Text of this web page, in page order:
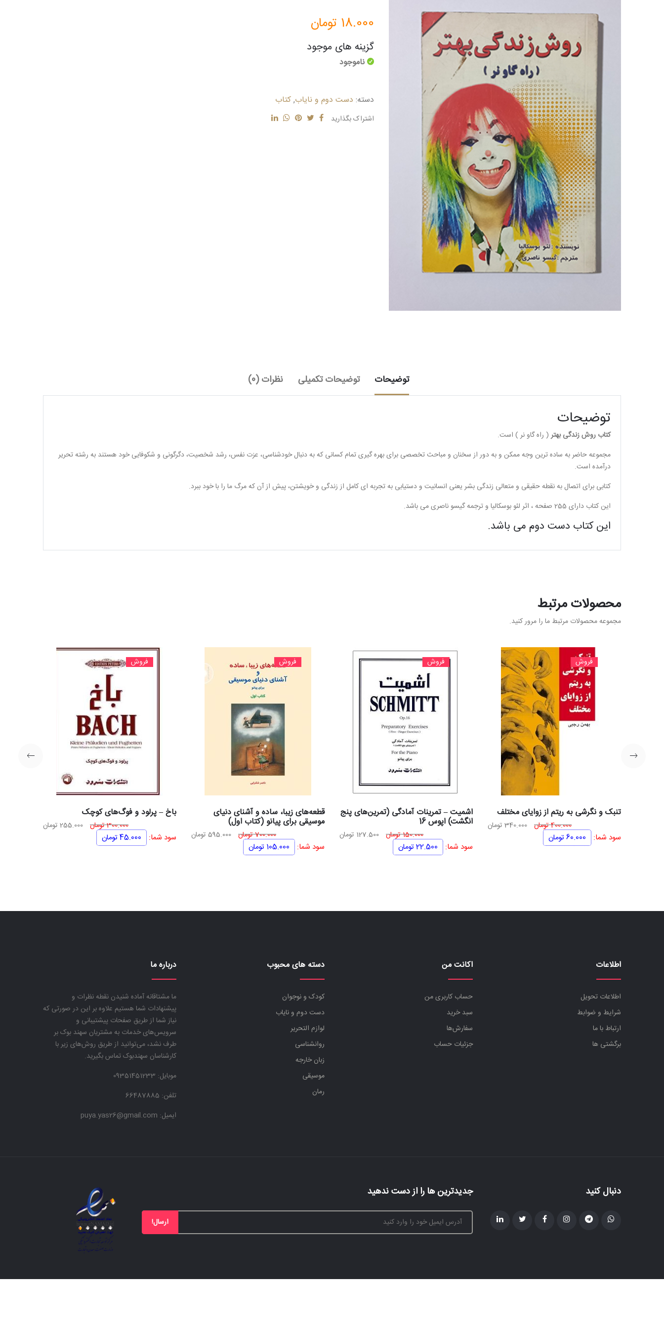
18.000 تومان
گزینه های موجود
ناموجود
دسته: دست دوم و نایاب,کتاب
اشتراک بگذارید
توضیحات توضیحات تکمیلی نظرات (0)
توضیحات
کتاب روش زندگی بهتر( راه گاو نر ) است.
مجموعه حاضر به ساده ترین وجه ممکن و به دور از سخنان و مباحث تخصصی برای بهره گیری تمام کسانی که به دنبال خودشناسی، عزت نفس، رشد شخصیت، دگرگونی و شکوفایی خود هستند به رشته تحریر
درآمده است.
کتابی برای اتصال به نقطه حقیقی و متعالی زندگی بشر یعنی انسانیت و دستیابی به تجربه ای کامل از زندگی و خویشتن، پیش از آن که مرگ ما را با خود ببرد.
این کتاب دارای 255 صفحه ، اثر لئو بوسکالیا و ترجمه گیسو ناصری می باشد.
این کتاب دست دوم می باشد.
محصولات مرتبط
مجموعه محصولات مرتبط ما را مرور کنید.
فروش
تنبک و نگرشی به ریتم از زوایای مختلف
400.000تومان قیمت
340.000 تومان قیمت
340.000 تومان
سود شما: 60.000تومان
فروش
اشمیت – تمرینات آمادگی (تمرین‌های پنج
انگشت) اپوس 16
150.000تومان قیمت
127.500 تومان
سود شما: 22.500تومان
فروش
قطعه‌های زیبا، ساده و آشنای دنیای
موسیقی برای پیانو (کتاب اول)
700.000تومان قیمت
595.000 تومان
سود شما: 105.000 تومان
فروش
باخ – پرلود و فوگ‌های کوچک
300.000تومان قیمت
255.000 تومان
سود شما: 45.000تومان
اطلاعات
اطلاعات تحویل
شرایط و ضوابط
ارتباط با ما
برگشتی ها
اکانت من
حساب کاربری من
سبد خرید
سفارش‌ها
جزئیات حساب
دسته های محبوب
کودک و نوجوان
دست دوم و نایاب
لوازم التحریر
روانشناسی
زبان خارجه
موسیقی
رمان
درباره ما
ما مشتاقانه آماده شنیدن نقطه نظرات و
پیشنهادات شما هستیم علاوه بر این در صورتی که
نیاز شما از طریق صفحات پیشتیبانی و
سرویس‌های خدمات به مشتریان سهند بوک بر
طرف نشد، می‌توانید از طریق روش‌های زیر با
کارشناسان سهندبوک تماس بگیرید.
موبایل:
تلفن: 66487885
ایمیل: puya.yas26@gmail.com
دنبال کنید جدیدترین ها را از دست ندهید
ارسال!